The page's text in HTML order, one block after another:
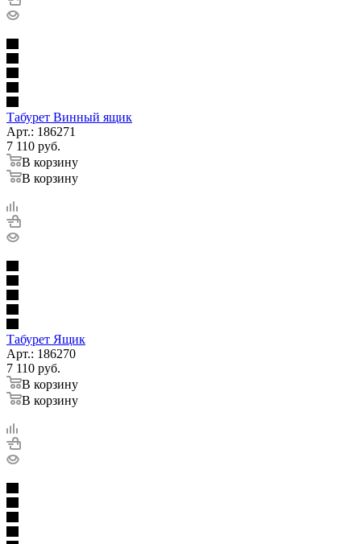
Табурет Винный ящик
Арт.: 186271
7 110 руб.
В корзину
В корзину
Табурет Ящик
Арт.: 186270
7 110 руб.
В корзину
В корзину